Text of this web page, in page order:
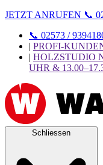
JETZT ANRUFEN 📞
📞 02573 /
| PROFI-
| HOLZSTUDIO
UHR &
Schliessen